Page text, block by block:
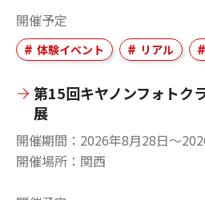
開催予定
体験イベント リアル
第15回キヤノンフォトク
展
開催期間
2026年8月28日〜
開催場所
関西